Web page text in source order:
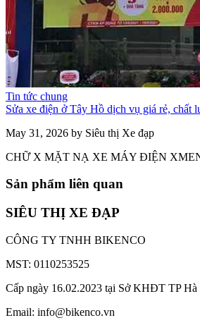
Tin tức chung
Sửa xe điện ở Tây Hồ dịch vụ giá rẻ, chất
May 31, 2026 by Siêu thị Xe đạp
CHỮ X MẶT NẠ XE MÁY ĐIỆN
Sản phẩm liên quan
SIÊU THỊ XE ĐẠP
CÔNG TY TNHH BIKENCO
MST: 0110253525
Cấp ngày 16.02.2023 tại Sở KHĐT TP Hà
Email: info@bikenco.vn